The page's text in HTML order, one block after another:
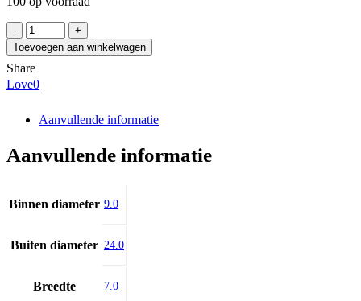
EZO
609H
aantal
Toevoegen aan winkelwagen
Share
Love0
Aanvullende informatie
Aanvullende informatie
Binnen diameter 9.0
Buiten diameter 24.0
Breedte 7.0